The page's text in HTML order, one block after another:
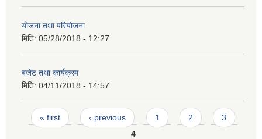
योजना तथा परियोजना
मिति: 05/28/2018 - 12:27
बजेट तथा कार्यक्रम
मिति: 04/11/2018 - 14:57
Pages
« first ‹ previous 1 2
3
4